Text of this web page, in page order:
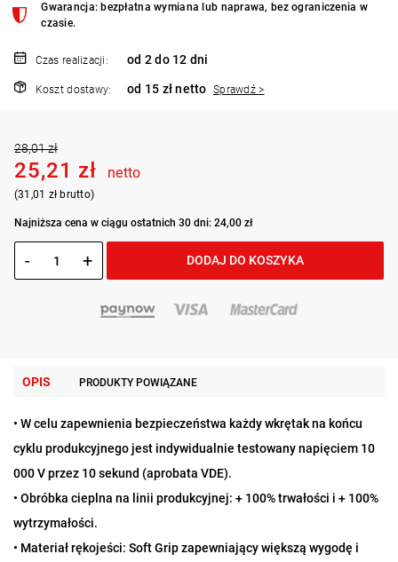
Gwarancja: bezpłatna wymiana lub naprawa, bez ograniczenia w
czasie.
Czas realizacji: od 2 do 12 dni
Koszt dostawy: od 15 zł netto Sprawdź >
28,01 zł
25,21 zł netto
(31,01 zł brutto)
Najniższa cena w ciągu ostatnich 30 dni: 24,00 zł
- + DODAJ DO KOSZYKA
OPIS PRODUKTY POWIĄZANE
• W celu zapewnienia bezpieczeństwa każdy wkrętak na końcu
cyklu produkcyjnego jest indywidualnie testowany napięciem 10
000 V przez 10 sekund (aprobata VDE).
• Obróbka cieplna na linii produkcyjnej: + 100% trwałości i + 100%
wytrzymałości.
• Materiał rękojeści: Soft Grip zapewniający większą wygodę i